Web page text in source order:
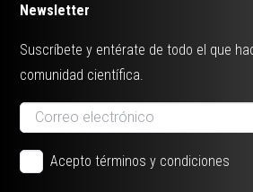
Newsletter
Suscríbete y entérate de todo el que
comunidad científica.
Acepto términos y condiciones